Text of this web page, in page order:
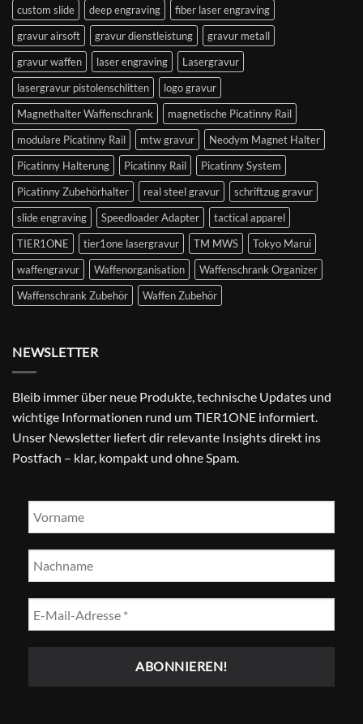
custom slide
deep engraving
fiber laser engraving
gravur airsoft
gravur dienstleistung
gravur metall
gravur waffen
laser engraving
Lasergravur
lasergravur pistolenschlitten
logo gravur
Magnethalter Waffenschrank
magnetische Picatinny Rail
modulare Picatinny Rail
mtw gravur
Neodym Magnet Halter
Picatinny Halterung
Picatinny Rail
Picatinny System
Picatinny Zubehörhalter
real steel gravur
schriftzug gravur
slide engraving
Speedloader Adapter
tactical apparel
TIER1ONE
tier1one lasergravur TM MWS
Tokyo Marui
waffengravur
Waffenorganisation
Waffenschrank Organizer
Waffenschrank Zubehör
Waffen Zubehör
NEWSLETTER
Bleib immer über neue Produkte, technische Updates und
wichtige Informationen rund um TIER1ONE informiert.
Unser Newsletter liefert dir relevante Insights direkt ins
Postfach – klar, kompakt und ohne Spam.